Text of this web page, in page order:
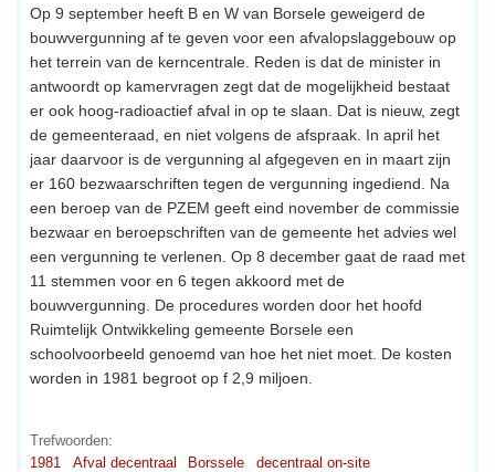
Op 9 september heeft B en W van Borsele geweigerd de
bouwvergunning af te geven voor een afvalopslaggebouw op
het terrein van de kerncentrale. Reden is dat de minister in
antwoordt op kamervragen zegt dat de mogelijkheid bestaat
er ook hoog-radioactief afval in op te slaan. Dat is nieuw, zegt
de gemeenteraad, en niet volgens de afspraak. In april het
jaar daarvoor is de vergunning al afgegeven en in maart zijn
er 160 bezwaarschriften tegen de vergunning ingediend. Na
een beroep van de PZEM geeft eind november de commissie
bezwaar en beroepschriften van de gemeente het advies wel
een vergunning te verlenen. Op 8 december gaat de raad met
11 stemmen voor en 6 tegen akkoord met de
bouwvergunning. De procedures worden door het hoofd
Ruimtelijk Ontwikkeling gemeente Borsele een
schoolvoorbeeld genoemd van hoe het niet moet. De kosten
worden in 1981 begroot op f 2,9 miljoen.
Trefwoorden:
1981
Afval decentraal Borssele decentraal on-site